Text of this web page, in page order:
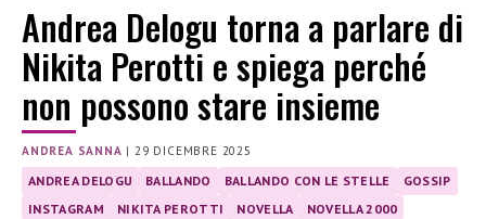
Andrea Delogu torna a parlare di
Nikita Perotti e spiega perché
non possono stare insieme
ANDREA SANNA |29 DICEMBRE 2025
ANDREA DELOGU BALLANDO BALLANDO CON LE STELLE
GOSSIP
INSTAGRAM
NIKITA PEROTTI NOVELLA
NOVELLA 2000